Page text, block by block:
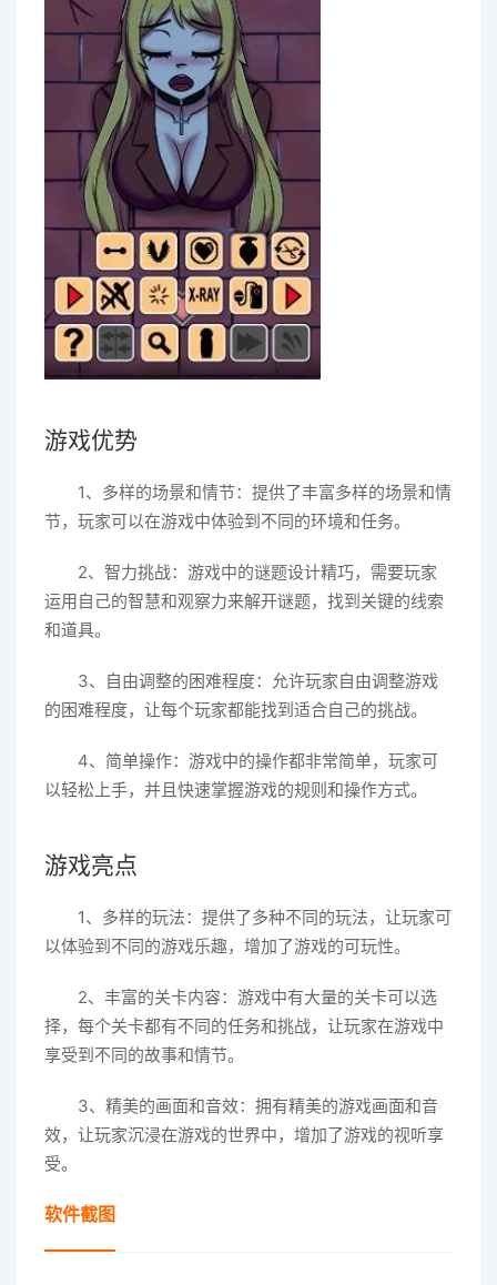
游戏优势
1、多样的场景和情节：提供了丰富多样的场景和情
节，玩家可以在游戏中体验到不同的环境和任务。
2、智力挑战：游戏中的谜题设计精巧，需要玩家
运用自己的智慧和观察力来解开谜题，找到关键的线索
和道具。
3、自由调整的困难程度：允许玩家自由调整游戏
的困难程度，让每个玩家都能找到适合自己的挑战。
4、简单操作：游戏中的操作都非常简单，玩家可
以轻松上手，并且快速掌握游戏的规则和操作方式。
游戏亮点
1、多样的玩法：提供了多种不同的玩法，让玩家可
以体验到不同的游戏乐趣，增加了游戏的可玩性。
2、丰富的关卡内容：游戏中有大量的关卡可以选
择，每个关卡都有不同的任务和挑战，让玩家在游戏中
享受到不同的故事和情节。
3、精美的画面和音效：拥有精美的游戏画面和音
效，让玩家沉浸在游戏的世界中，增加了游戏的视听享
受。
软件截图